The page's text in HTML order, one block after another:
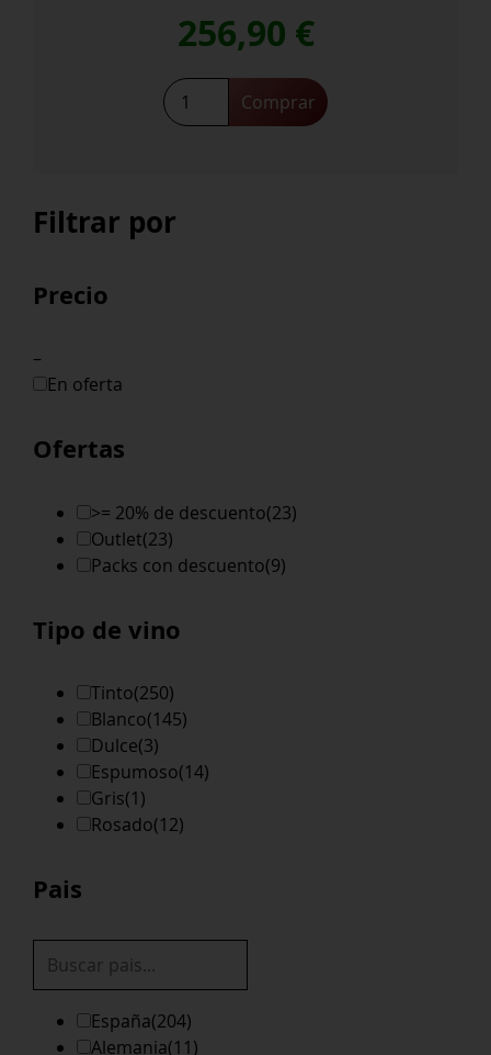
256,90 €
The
Schubert
cantidad
Comprar
Filtrar por
Precio
–
En oferta
Ofertas
>= 20% de descuento(23)
Outlet(23)
Packs con descuento(9)
Tipo de vino
Tinto(250)
Blanco(145)
Dulce(3)
Espumoso(14)
Gris(1)
Rosado(12)
Pais
España(204)
Alemania(11)